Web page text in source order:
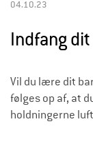
04.10.23
Indfang
Vil du lære dit
følges op af, at
holdningerne